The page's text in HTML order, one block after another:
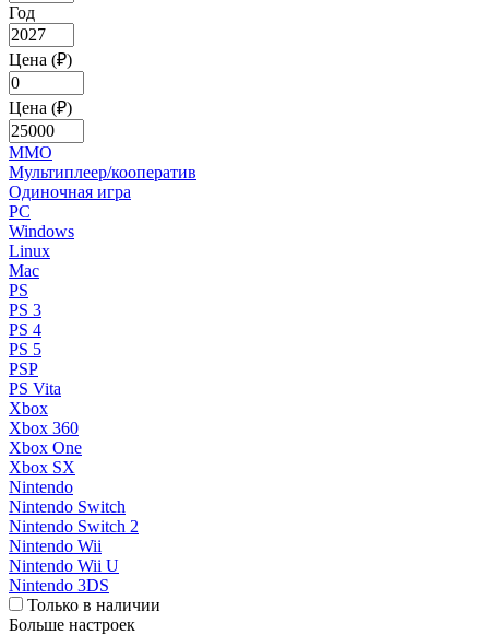
Год
Цена (₽)
Цена (₽)
MMO
Мультиплеер/кооператив
Одиночная игра
PC
Windows
Linux
Mac
PS
PS 3
PS 4
PS 5
PSP
PS Vita
Xbox
Xbox 360
Xbox One
Xbox SX
Nintendo
Nintendo Switch
Nintendo Switch 2
Nintendo Wii
Nintendo Wii U
Nintendo 3DS
Только в наличии
Больше настроек